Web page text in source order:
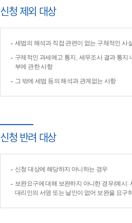
신청 제외 대상
세법의 해석과 직접 관련이 없는 구체적인 사
구체적인 과세예고 통지, 세무조사 결과 통지
부에 관한 사항
그 밖에 세법 등의 해석과 관계없는 사항
신청 반려 대상
신청 대상에 해당하지 아니하는 경우
보완요구에 대해 보완하지 아니한 경우(예시:
대리인의 서명 또는 날인이 없어 보완을 요구